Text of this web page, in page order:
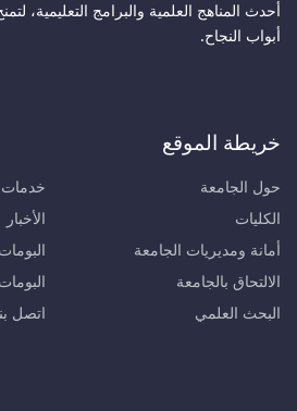
أحدث المناهج العلمية والبرامج التعليمية،
أبواب النجاح.
خريطة الموقع
حول الجامعة
الكليات
أمانة ومديريات الجامعة
الالتحاق بالجامعة
البحث العلمي
خدمات
الأخبار
اتصل